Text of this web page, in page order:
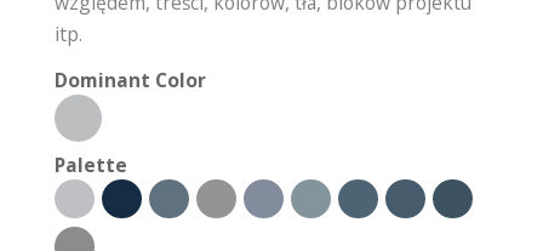
itp.
Dominant Color
Palette